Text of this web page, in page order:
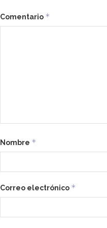
Comentario *
Nombre *
Correo electrónico *